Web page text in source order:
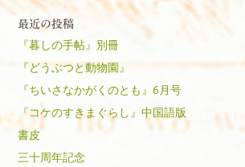
最近の投稿
『暮しの手帖』別冊
『どうぶつと動物園』
『ちいさなかがくのとも』6月号
『コケのすきまぐらし』中国語版
書皮
三十周年記念